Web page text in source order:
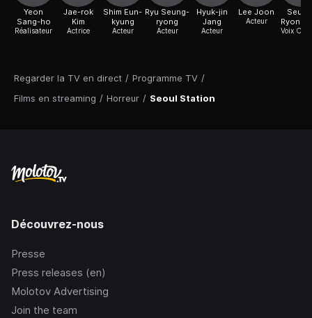
Regarder la TV en direct / Programme TV /
Films en streaming / Horreur / Seoul Station
Yeon
Sang-ho
Réalisateur
Jae-rok
Kim
Actrice
Shim Eun-
kyung
Acteur
Ryu Seung-
ryong
Acteur
Hyuk-jin
Jang
Acteur
Lee Joon
Acteur
Ryong
Voix Off
Découvrez-nous
Presse
Press releases (en)
Molotov Advertising
Join the team